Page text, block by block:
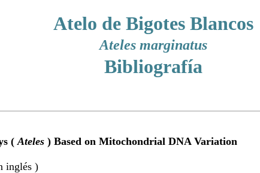
Atelo de Bigotes Blancos
Ateles marginatus
Bibliografía
(Ateles) Based on Mitochondrial DNA Variation
inglés )